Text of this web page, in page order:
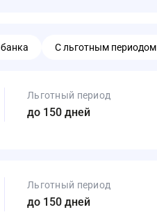
С льготным периодом
Льготный период
до 150 дней
Льготный период
до 150 дней